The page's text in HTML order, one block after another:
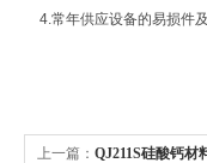
4.常年供应设备的易损件
上一篇： QJ211S硅酸钙材